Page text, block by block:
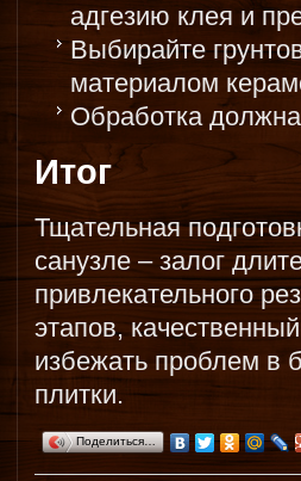
адгезию клея и
Выбирайте
материалом
Обработка
Итог
Тщательная
санузле – залог
привлекательного
этапов,
избежать проблем в
плитки.
Поделиться…